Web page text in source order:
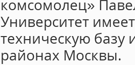
комсомолец»
Университет
техническую базу
районах Москвы.